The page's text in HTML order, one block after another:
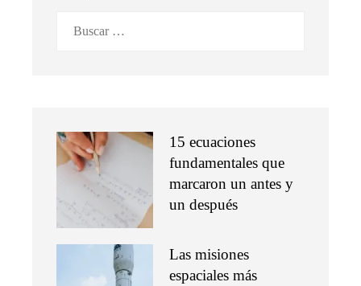
15 ecuaciones
fundamentales que
marcaron un antes y
un después
Las misiones
espaciales más